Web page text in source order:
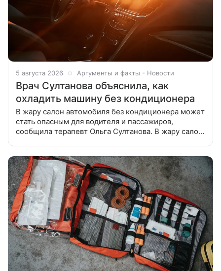
5 августа 2026 Аргументы и факты - Новости
Врач Султанова объяснила, как
охладить машину без кондиционера
В жару салон автомобиля без кондиционера может
стать опасным для водителя и пассажиров,
сообщила терапевт Ольга Султанова. В жару салон